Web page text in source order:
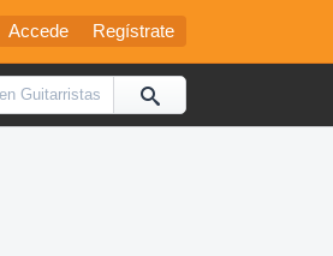
Accede Regístrate